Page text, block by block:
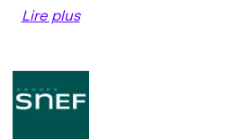
Lire plus